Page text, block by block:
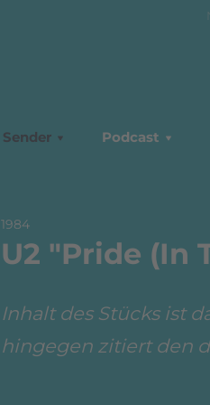
Sender Podcast
1984
U2 "Pride (In
Inhalt des Stücks ist
hingegen zitiert den